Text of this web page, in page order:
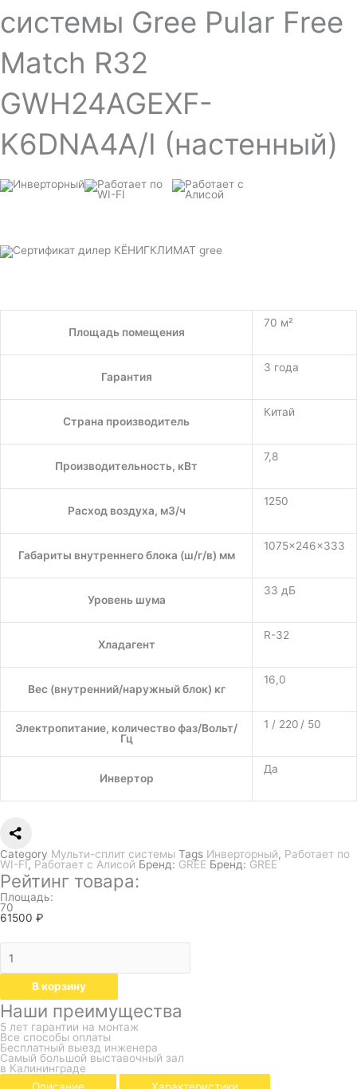
системы Gree Pular Free
Match R32
GWH24AGEXF-
K6DNA4A/I (настенный)
Площадь помещения
70 м²
Гарантия
3 года
Страна производитель
Китай
Производительность, кВт
7,8
Расход воздуха, м3/ч
1250
Габариты внутреннего блока (ш/г/в) мм
1075×246×333
Уровень шума
33 дБ
Хладагент
R-32
Вес (внутренний/наружный блок) кг
16,0
Электропитание, количество фаз/Вольт/
Гц
1 / 220 / 50
Инвертор
Да
Category Мульти-сплит системы Tags Инверторный, Работает по
WI-FI, Работает с Алисой Бренд: GREE Бренд: GREE
Рейтинг товара:
Площадь:
70
61500 ₽
В корзину
Наши преимущества
5 лет гарантии на монтаж
Все способы оплаты
Бесплатный выезд инженера
Самый большой выставочный зал
в Калининграде
Описание
Характеристики